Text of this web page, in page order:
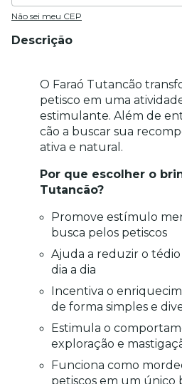
Não sei meu CEP
Descrição
O Faraó Tutancão
petisco em uma
estimulante. Além de
cão a buscar sua
ativa e natural.
Por que escolher o
Tutancão?
Promove estímulo
busca pelos petiscos
Ajuda a reduzir o tédio
dia a dia
Incentiva o
de forma simples e
Estimula o
exploração e
Funciona como
petiscos em um único